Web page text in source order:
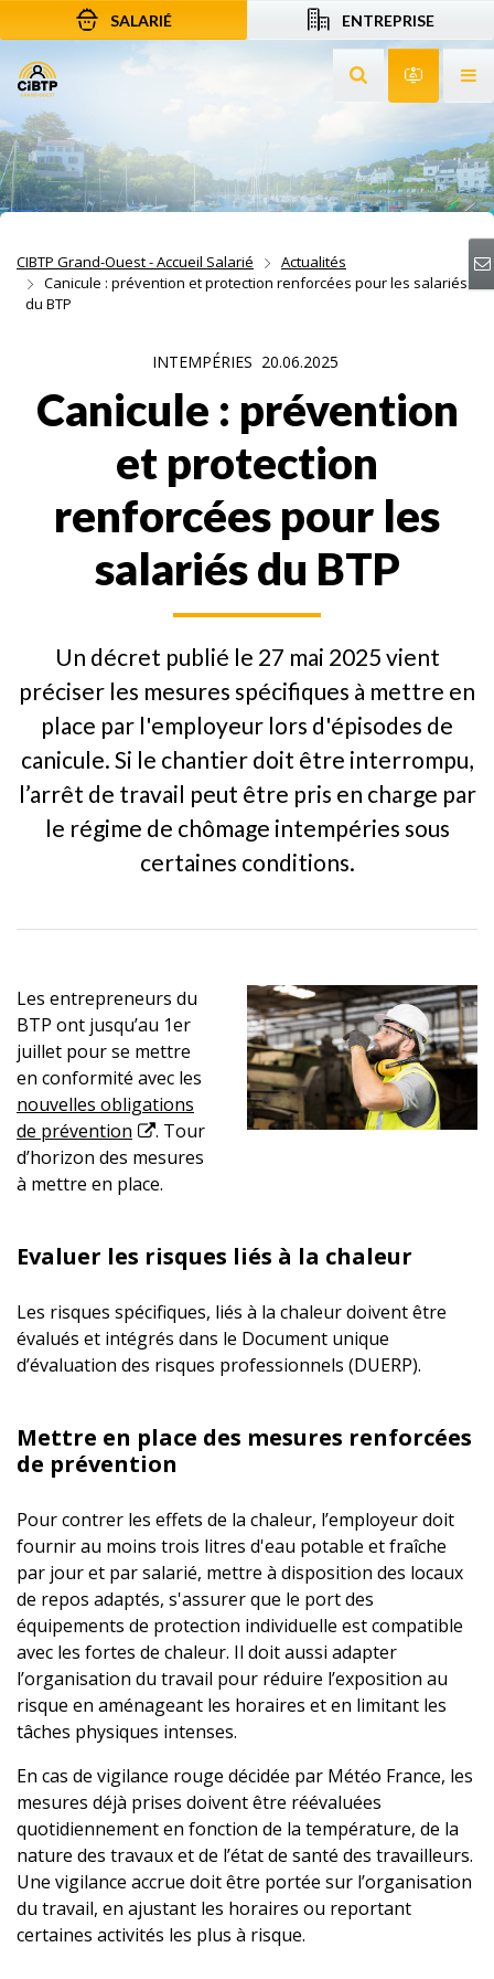
Aller au contenu
Aller à la recherche
Aller à la navigation
SALARIÉ ENTREPRISE
Rechercher sur
CIBTP Grand-Ouest - Accueil Salarié
Actualités
Canicule : prévention et protection renforcées pour les salariés
du BTP
INTEMPÉRIES 20.06.2025
Canicule : prévention
et protection
renforcées pour les
salariés du BTP
Un décret publié le 27 mai 2025 vient
préciser les mesures spécifiques à mettre en
place par l'employeur lors d'épisodes de
canicule. Si le chantier doit être interrompu,
l’arrêt de travail peut être pris en charge par
le régime de chômage intempéries sous
certaines conditions.
Les entrepreneurs du
BTP ont jusqu’au 1er
juillet pour se mettre
en conformité avec les
nouvelles obligations
de prévention
. Tour
d’horizon des mesures
à mettre en place.
Evaluer les risques liés à la chaleur
Les risques spécifiques, liés à la chaleur doivent être
évalués et intégrés dans le Document unique
d’évaluation des risques professionnels (DUERP).
Mettre en place des mesures renforcées
de prévention
Pour contrer les effets de la chaleur, l’employeur doit
fournir au moins trois litres d'eau potable et fraîche
par jour et par salarié, mettre à disposition des locaux
de repos adaptés, s'assurer que le port des
équipements de protection individuelle est compatible
avec les fortes de chaleur. Il doit aussi adapter
l’organisation du travail pour réduire l’exposition au
risque en aménageant les horaires et en limitant les
tâches physiques intenses.
En cas de vigilance rouge décidée par Météo France, les
mesures déjà prises doivent être réévaluées
quotidiennement en fonction de la température, de la
nature des travaux et de l’état de santé des travailleurs.
Une vigilance accrue doit être portée sur l’organisation
du travail, en ajustant les horaires ou reportant
certaines activités les plus à risque.